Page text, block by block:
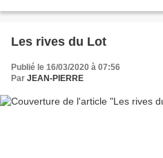
Les rives du Lot
Publié le 16/03/2020 à 07:56
Par JEAN-PIERRE